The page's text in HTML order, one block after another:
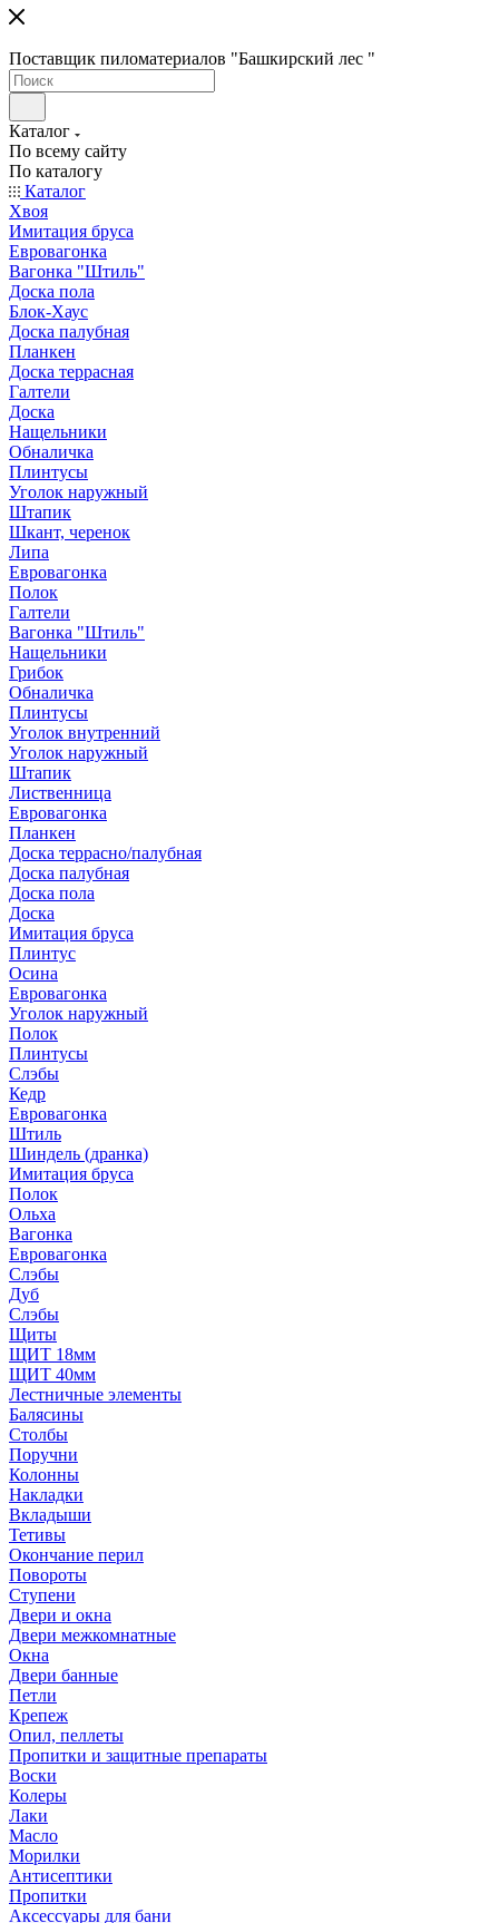
Поставщик пиломатериалов "Башкирский лес "
Каталог
По всему сайту
По каталогу
Каталог
Хвоя
Имитация бруса
Евровагонка
Вагонка "Штиль"
Доска пола
Блок-Хаус
Доска палубная
Планкен
Доска террасная
Галтели
Доска
Нащельники
Обналичка
Плинтусы
Уголок наружный
Штапик
Шкант, черенок
Липа
Евровагонка
Полок
Галтели
Вагонка "Штиль"
Нащельники
Грибок
Обналичка
Плинтусы
Уголок внутренний
Уголок наружный
Штапик
Лиственница
Евровагонка
Планкен
Доска террасно/палубная
Доска палубная
Доска пола
Доска
Имитация бруса
Плинтус
Осина
Евровагонка
Уголок наружный
Полок
Плинтусы
Слэбы
Кедр
Евровагонка
Штиль
Шиндель (дранка)
Имитация бруса
Полок
Ольха
Вагонка
Евровагонка
Слэбы
Дуб
Слэбы
Щиты
ЩИТ 18мм
ЩИТ 40мм
Лестничные элементы
Балясины
Столбы
Поручни
Колонны
Накладки
Вкладыши
Тетивы
Окончание перил
Повороты
Ступени
Двери и окна
Двери межкомнатные
Окна
Двери банные
Петли
Крепеж
Опил, пеллеты
Пропитки и защитные препараты
Воски
Колеры
Лаки
Масло
Морилки
Антисептики
Пропитки
Аксессуары для бани